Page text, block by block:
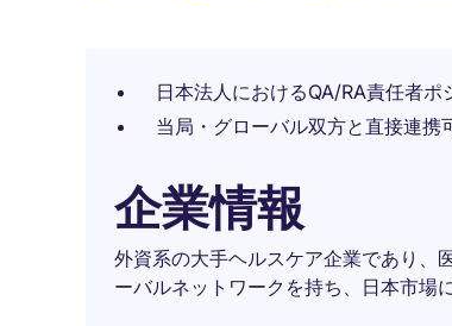
日本法人におけるQA/RA責任者ポ
当局・グローバル双方と直接連携
企業情報
外資系の大手ヘルスケア企業であり、
ーバルネットワークを持ち、日本市場